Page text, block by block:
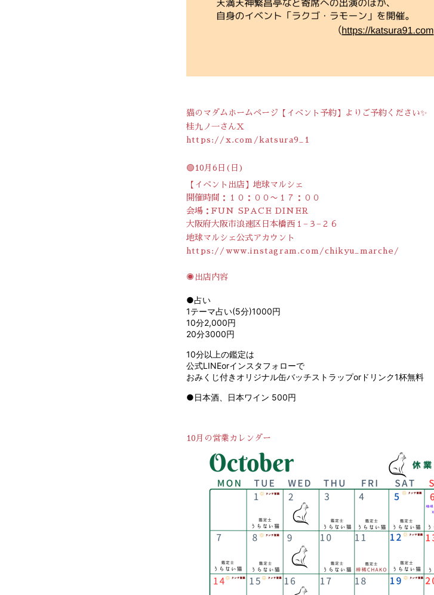
猫のマダムホームページ【イベント予約】よりご予約ください✨
桂九ノ一さんX
https://x.com/katsura9_1
🟢10月6日(日)
【イベント出店】地球マルシェ
開催時間：１０：００〜１７：００
会場： FUN SPACE DINER
大阪府大阪市浪速区日本橋西１−３−２６
地球マルシェ公式アカウント
https://www.instagram.com/chikyu_marche/
◉出店内容
●占い
1テーマ占い(5分)1000円
10分2,000円
20分3000円
10分以上の鑑定は
公式LINEorインスタフォローで
おみくじ付きオリジナル缶バッチストラップorドリンク1杯無料
●日本酒、日本ワイン 500円
10月の営業カレンダー